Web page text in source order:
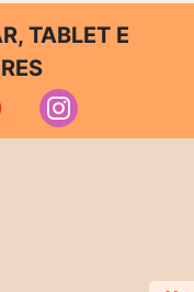
TABLET E